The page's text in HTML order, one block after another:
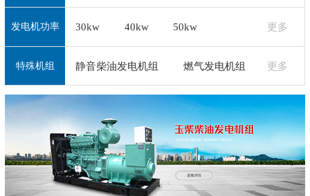
+
潍柴发电机 济柴发电机
通柴发电机 无锡动力发电机
沃尔沃发电机
珀金斯发电机
发电机功率 更多
+
30kw 40kw 50kw
特殊机组 更多
静音柴油发电机组 燃气发电机组